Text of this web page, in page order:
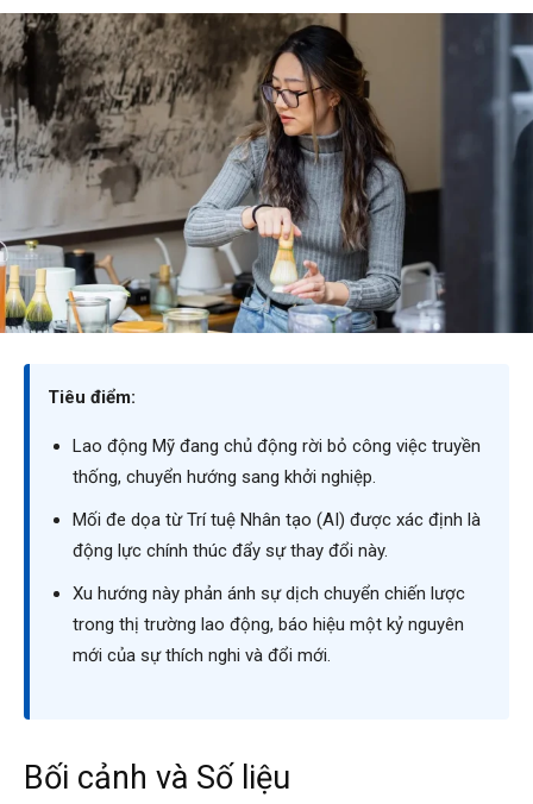
Tiêu điểm:
Lao động Mỹ đang chủ động rời bỏ công việc truyền
thống, chuyển hướng sang khởi nghiệp.
Mối đe dọa từ Trí tuệ Nhân tạo (AI) được xác định là
động lực chính thúc đẩy sự thay đổi này.
Xu hướng này phản ánh sự dịch chuyển chiến lược
trong thị trường lao động, báo hiệu một kỷ nguyên
mới của sự thích nghi và đổi mới.
Bối cảnh và Số liệu